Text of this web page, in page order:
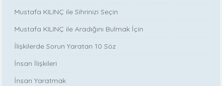
Mustafa KILINÇ ile Sihrinizi Seçin
Mustafa KILINÇ ile Aradığını Bulmak İçin
İlişkilerde Sorun Yaratan 10 Söz
İnsan İlişkileri
İnsan Yaratmak